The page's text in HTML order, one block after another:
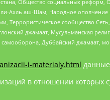
Общество социальных
ли-Ахль аш-Шам, Народное
Террористическое сообщество
джамаат, Мусульманская
Дуббайский
i-materialy.html
в отношении которых